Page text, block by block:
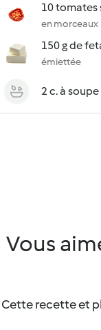
10 tomates
en morceaux
150 g de
émiettée
2 c. à
Vous
Cette recette et